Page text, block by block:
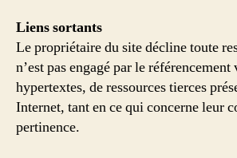
Liens sortants
Le propriétaire du site décline toute
n’est pas engagé par le
hypertextes, de ressources tierces
Internet, tant en ce qui concerne leur
pertinence.